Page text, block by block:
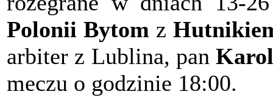
Polonii Bytom z
arbiter z Lublina, pan
meczu o godzinie 18:00.